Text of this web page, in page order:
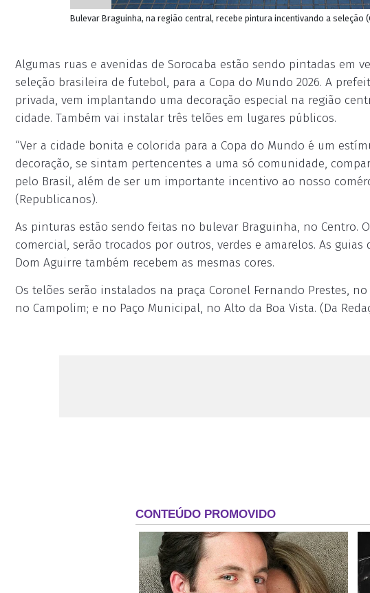
Bulevar Braguinha, na região central, recebe pintura incentivando a seleção
Algumas ruas e avenidas de Sorocaba estão sendo pintadas em
seleção brasileira de futebol, para a Copa do Mundo 2026. A
privada, vem implantando uma decoração especial na região
cidade. Também vai instalar três telões em lugares públicos.
“Ver a cidade bonita e colorida para a Copa do Mundo é um
decoração, se sintam pertencentes a uma só comunidade,
pelo Brasil, além de ser um importante incentivo ao nosso
(Republicanos).
As pinturas estão sendo feitas no bulevar Braguinha, no Centro.
comercial, serão trocados por outros, verdes e amarelos. As
Dom Aguirre também recebem as mesmas cores.
Os telões serão instalados na praça Coronel Fernando Prestes,
no Campolim; e no Paço Municipal, no Alto da Boa Vista. (Da